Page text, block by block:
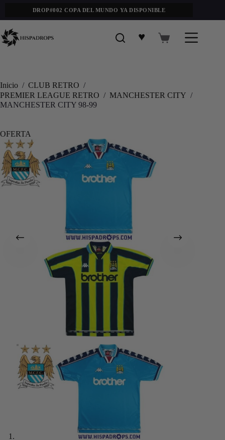
DROP#002 COPA DEL MUNDO YA DISPONIBLE
♥
Inicio / CLUB RETRO /
PREMIER LEAGUE RETRO / MANCHESTER CITY /
MANCHESTER CITY 98-99
OFERTA